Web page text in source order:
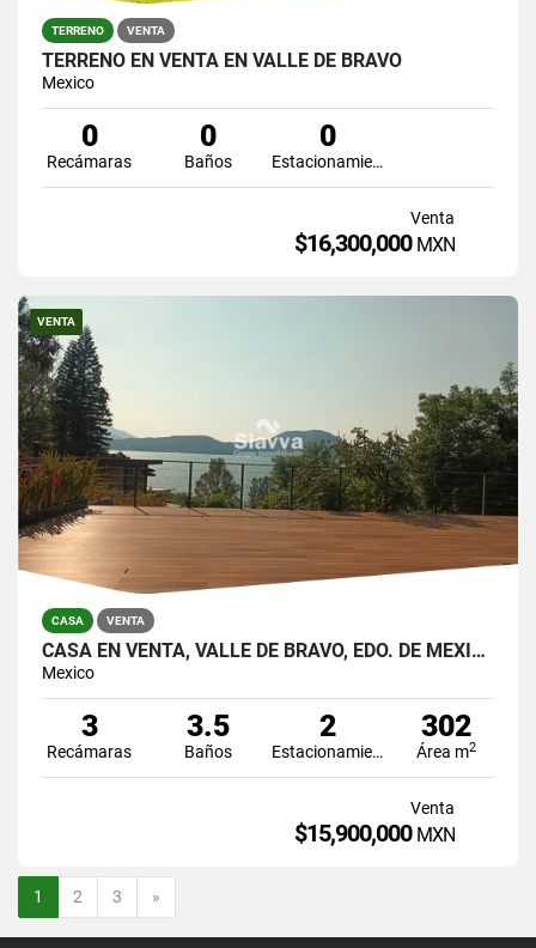
TERRENO VENTA
TERRENO EN VENTA EN VALLE DE BRAVO
Mexico
0
Recámaras
0
Baños
0
Estacionamiento
Venta
$16,300,000 MXN
VENTA
CASA VENTA
CASA EN VENTA, VALLE DE BRAVO, EDO. DE MÉXICO
Mexico
3
Recámaras
3.5
Baños
2
Estacionamiento
302
Área m2
Venta
$15,900,000 MXN
1 2 3 »